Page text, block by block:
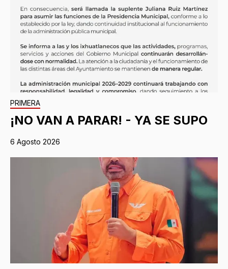
PRIMERA
¡NO VAN A PARAR! - YA SE SUPO
6 Agosto 2026